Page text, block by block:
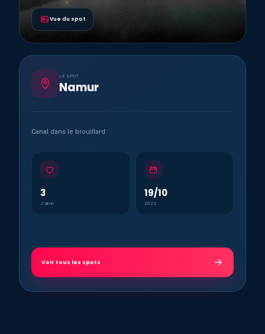
Vue du spot
LE SPOT
Namur
Canal dans le brouillard
3
J’aime
19/10
2022
Voir tous les spots